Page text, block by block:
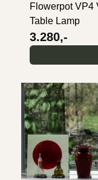
Flowerpot VP4
Table Lamp
3.280,-